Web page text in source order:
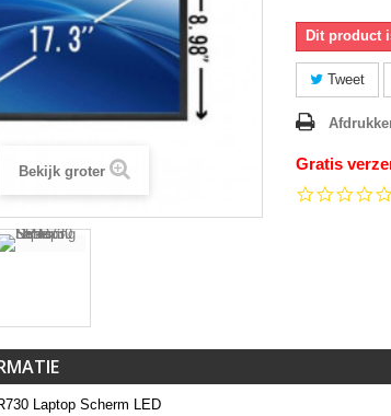
Bekijk groter
Dit product
Tweet
Gratis
Laptop Scherm LED